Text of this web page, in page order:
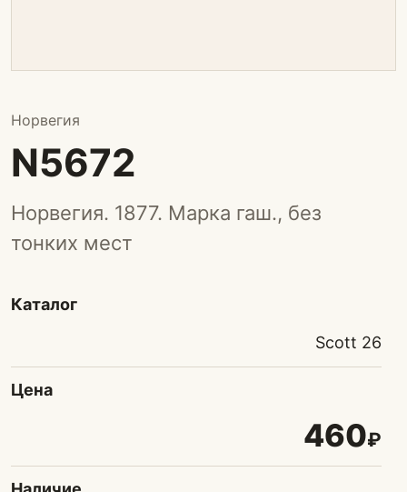
Норвегия
N5672
Норвегия. 1877. Марка гаш., без
тонких мест
Каталог
Scott 26
Цена
460₽